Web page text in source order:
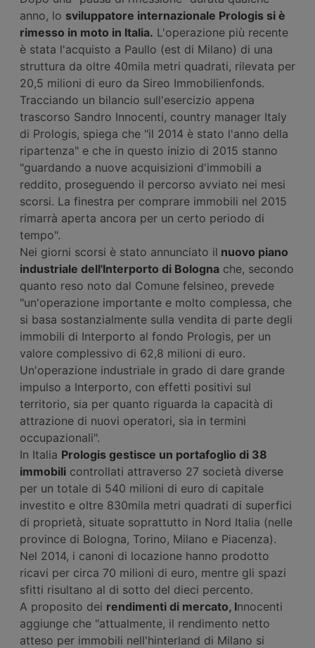
anno, lo sviluppatore internazionale Prologis si è
rimesso in moto in Italia. L'operazione più recente
è stata l'acquisto a Paullo (est di Milano) di una
struttura da oltre 40mila metri quadrati, rilevata per
20,5 milioni di euro da Sireo Immobilienfonds.
Tracciando un bilancio sull'esercizio appena
trascorso Sandro Innocenti, country manager Italy
di Prologis, spiega che "il 2014 è stato l'anno della
ripartenza" e che in questo inizio di 2015 stanno
"guardando a nuove acquisizioni d'immobili a
reddito, proseguendo il percorso avviato nei mesi
scorsi. La finestra per comprare immobili nel 2015
rimarrà aperta ancora per un certo periodo di
tempo".
Nei giorni scorsi è stato annunciato il nuovo piano
industriale dell'Interporto di Bologna che, secondo
quanto reso noto dal Comune felsineo, prevede
"un'operazione importante e molto complessa, che
si basa sostanzialmente sulla vendita di parte degli
immobili di Interporto al fondo Prologis, per un
valore complessivo di 62,8 milioni di euro.
Un'operazione industriale in grado di dare grande
impulso a Interporto, con effetti positivi sul
territorio, sia per quanto riguarda la capacità di
attrazione di nuovi operatori, sia in termini
occupazionali".
In Italia Prologis gestisce un portafoglio di 38
immobili controllati attraverso 27 società diverse
per un totale di 540 milioni di euro di capitale
investito e oltre 830mila metri quadrati di superfici
di proprietà, situate soprattutto in Nord Italia (nelle
province di Bologna, Torino, Milano e Piacenza).
Nel 2014, i canoni di locazione hanno prodotto
ricavi per circa 70 milioni di euro, mentre gli spazi
sfitti risultano al di sotto del dieci percento.
A proposito dei rendimenti di mercato, Innocenti
aggiunge che "attualmente, il rendimento netto
atteso per immobili nell'hinterland di Milano si